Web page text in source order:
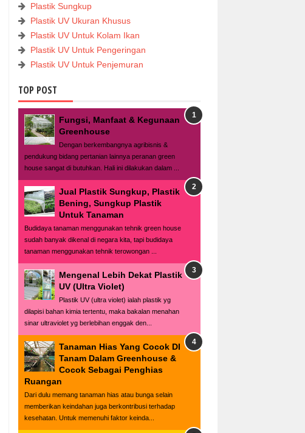
Plastik Sungkup
Plastik UV Ukuran Khusus
Plastik UV Untuk Kolam Ikan
Plastik UV Untuk Pengeringan
Plastik UV Untuk Penjemuran
TOP POST
Fungsi, Manfaat & Kegunaan
Greenhouse
Dengan berkembangnya agribisnis &
pendukung bidang pertanian lainnya peranan green
house sangat di butuhkan. Hali ini dilakukan dalam ...
Jual Plastik Sungkup, Plastik
Bening, Sungkup Plastik
Untuk Tanaman
Budidaya tanaman menggunakan tehnik green house
sudah banyak dikenal di negara kita, tapi budidaya
tanaman menggunakan tehnik terowongan ...
Mengenal Lebih Dekat Plastik
UV (Ultra Violet)
Plastik UV (ultra violet) ialah plastik yg
dilapisi bahan kimia tertentu, maka bakalan menahan
sinar ultraviolet yg berlebihan enggak den...
Tanaman Hias Yang Cocok DI
Tanam Dalam Greenhouse &
Cocok Sebagai Penghias
Ruangan
Dari dulu memang tanaman hias atau bunga selain
memberikan keindahan juga berkontribusi terhadap
kesehatan. Untuk memenuhi faktor keinda...